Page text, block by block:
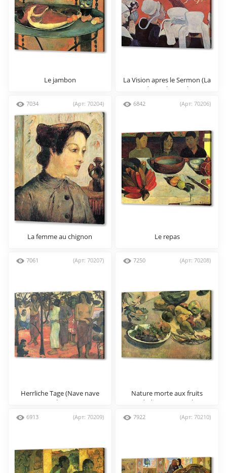
Le jambon
La Vision apres le Sermon (La
Lutte de Jacob avec l’Ange)
7034 (Арт: 70204)
La femme au chignon
6842 (Арт: 70206)
Le repas
7061 (Арт: 70207)
Herrliche Tage (Nave nave
mahana)
7250 (Арт: 70208)
Nature morte aux fruits
(dedicacee a Laval)
6913 (Арт: 70209) 7922 (Арт: 70210)